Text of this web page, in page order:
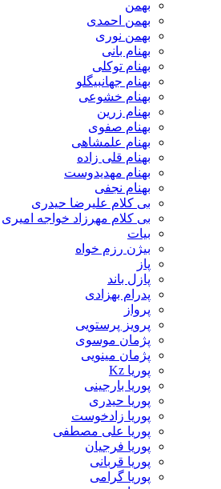
بهمن
بهمن احمدی
بهمن نوری
بهنام بانی
بهنام توکلی
بهنام جهانبیگلو
بهنام خشوعی
بهنام زرین
بهنام صفوی
بهنام علمشاهی
بهنام قلی زاده
بهنام مهدیدوست
بهنام نجفی
بی کلام علیرضا حیدری
بی کلام مهرزاد خواجه امیری
بیات
بیژن رزم خواه
پاز
پازل باند
پدرام بهزادی
پرواز
پرویز پرستویی
پژمان موسوی
پژمان مینویی
پوریا Kz
پوریا بارجینی
پوریا حیدری
پوریا زادخوست
پوریا علی مصطفی
پوریا فرجیان
پوریا قربانی
پوریا گرامی